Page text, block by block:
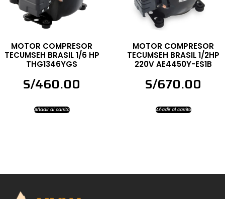
MOTOR COMPRESOR
TECUMSEH BRASIL 1/6 HP
THG1346YGS
S/460.00
Añadir al carrito
MOTOR COMPRESOR
TECUMSEH BRASIL 1/2HP
220V AE4450Y-ES1B
S/670.00
Añadir al carrito